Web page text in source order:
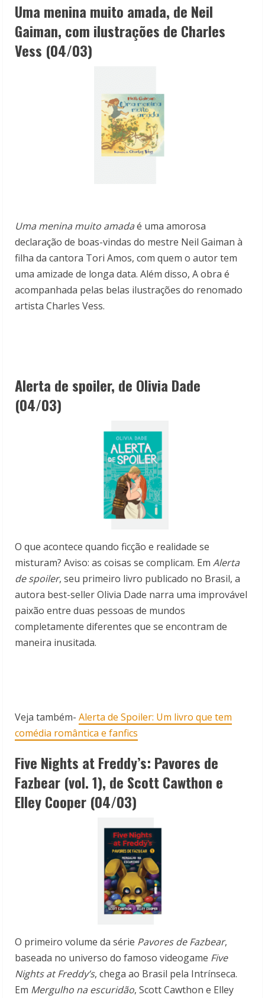
Uma menina muito amada, de Neil
Gaiman, com ilustrações de Charles
Vess (04/03)
Uma menina muito amadaé uma amorosa
declaração de boas-vindas do mestre Neil Gaiman à
filha da cantora Tori Amos, com quem o autor tem
uma amizade de longa data. Além disso, A obra é
acompanhada pelas belas ilustrações do renomado
artista Charles Vess.
Alerta de spoiler, de Olivia Dade
(04/03)
O que acontece quando ficção e realidade se
misturam? Aviso: as coisas se complicam. Em Alerta
de spoiler, seu primeiro livro publicado no Brasil, a
autora best-seller Olivia Dade narra uma improvável
paixão entre duas pessoas de mundos
completamente diferentes que se encontram de
maneira inusitada.
Veja também- Alerta de Spoiler: Um livro que tem
comédia romântica e fanfics
Five Nights at Freddy’s: Pavores de
Fazbear (vol. 1), de Scott Cawthon e
Elley Cooper (04/03)
O primeiro volume da série Pavores de Fazbear,
baseada no universo do famoso videogame Five
Nights at Freddy’s, chega ao Brasil pela Intrínseca.
Em Mergulho na escuridão, Scott Cawthon e Elley